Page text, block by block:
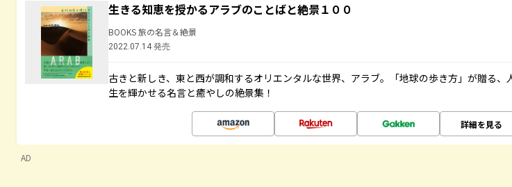
生きる知恵を授かるアラブのことばと絶景１００
BOOKS 旅の名言＆絶景
2022.07.14 発売
古きと新しき、東と西が調和するオリエンタルな世界、アラブ。「地球の歩き方」が贈る、
生を輝かせる名言と癒やしの絶景集！
詳細を見る
AD